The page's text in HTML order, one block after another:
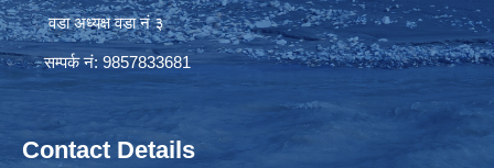
वडा अध्यक्ष वडा नं ३
सम्पर्क नं: 9857833681
Contact Details